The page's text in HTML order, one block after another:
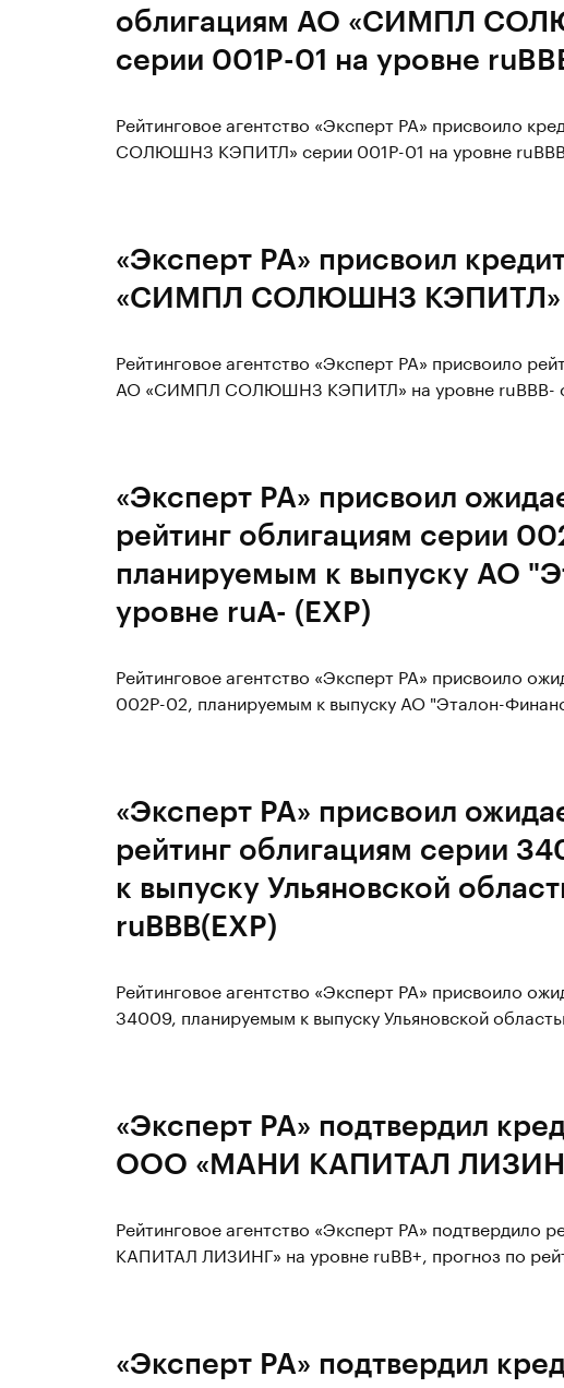
облигациям АО «СИМПЛ
серии 001P-01 на уровне
Рейтинговое агентство «Эксперт РА» присвоило
СОЛЮШНЗ КЭПИТЛ» серии 001P-01 на уровне
«Эксперт РА» присвоил
«СИМПЛ СОЛЮШНЗ КЭПИТЛ»
Рейтинговое агентство «Эксперт РА» присвоило
АО «СИМПЛ СОЛЮШНЗ КЭПИТЛ» на уровне ruBBB-
«Эксперт РА» присвоил
рейтинг облигациям серии
планируемым к выпуску АО
уровне ruA- (EXP)
Рейтинговое агентство «Эксперт РА» присвоило
002P-02, планируемым к выпуску АО "Эталон-
«Эксперт РА» присвоил
рейтинг облигациям серии
к выпуску Ульяновской
ruВВВ(EXP)
Рейтинговое агентство «Эксперт РА» присвоило
34009, планируемым к выпуску Ульяновской
«Эксперт РА» подтвердил
ООО «МАНИ КАПИТАЛ
Рейтинговое агентство «Эксперт РА»
КАПИТАЛ ЛИЗИНГ» на уровне ruВВ+, прогноз по
«Эксперт РА» подтвердил